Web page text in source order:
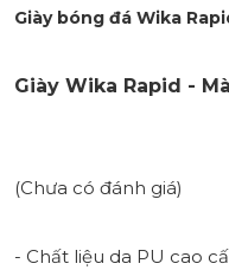
Giày bóng đá Wika
Giày Wika Rapid -
(Chưa có đánh giá)
- Chất liệu da PU cao